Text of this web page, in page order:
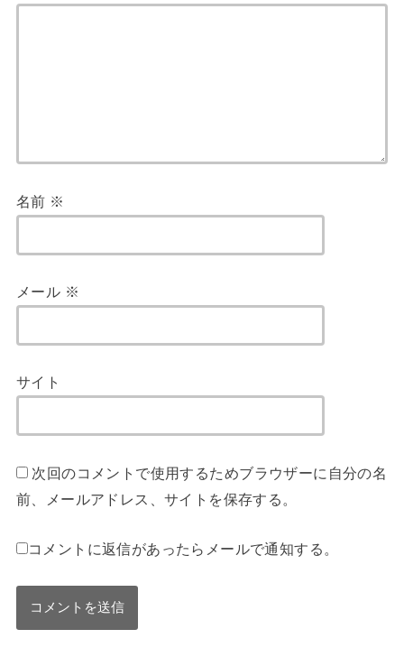
名前 ※
メール ※
サイト
次回のコメントで使用するためブラウザーに自分の名
前、メールアドレス、サイトを保存する。
コメントに返信があったらメールで通知する。